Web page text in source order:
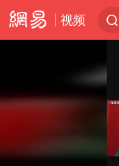
视频